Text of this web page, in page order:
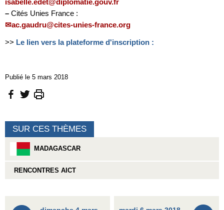
isabelle.edet@diplomatie.gouv.fr
– Cités Unies France :
ac.gaudru@cites-unies-france.org
>> Le lien vers la plateforme d'inscription :
Publié le 5 mars 2018
SUR CES THÈMES
MADAGASCAR
RENCONTRES AICT